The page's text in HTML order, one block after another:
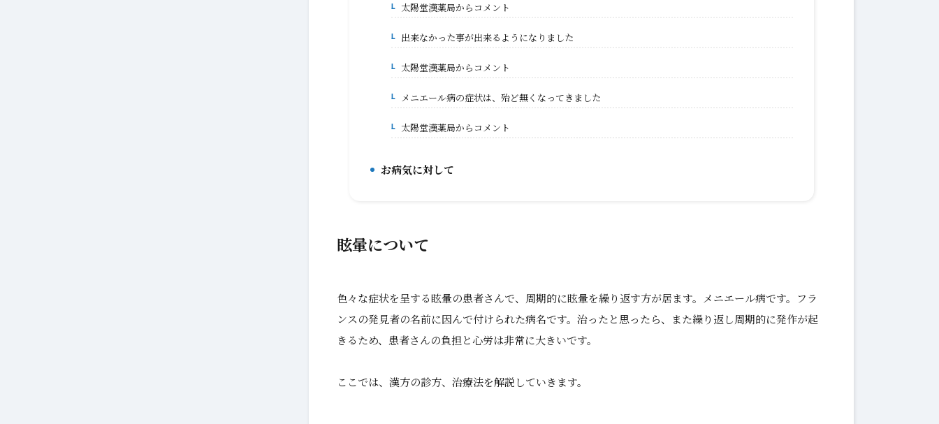
7-3-1.
太陽堂漢薬局からコメント
7-4.出来なかった事が出来るようになりました
7-4-1.
太陽堂漢薬局からコメント
7-5.メニエール病の症状は、殆ど無くなってきました
7-5-1.
太陽堂漢薬局からコメント
8.
お病気に対して
眩暈について
色々な症状を呈する眩暈の患者さんで、周期的に眩暈を繰り返す方が居ます。メニエール病です。フラ
ンスの発見者の名前に因んで付けられた病名です。治ったと思ったら、また繰り返し周期的に発作が起
きるため、患者さんの負担と心労は非常に大きいです。
ここでは、漢方の診方、治療法を解説していきます。